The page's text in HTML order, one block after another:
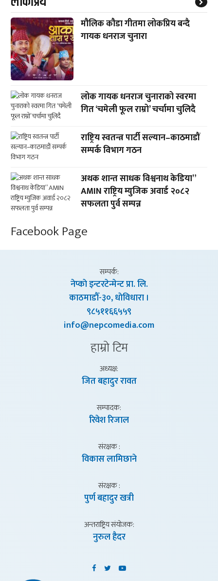
मौलिक कौडा गीतमा लोकप्रिय बन्दै
गायक धनराज चुनारा
लोक गायक धनराज चुनाराको स्वरमा
गित ‘चमेली फूल राम्रो’ चर्चामा चुलिदै
राष्ट्रिय स्वतन्त्र पार्टी सल्यान–काठमाडौं
सम्पर्क विभाग गठन
अथक शान्त साधक विश्वनाथ केडिया”
AMIN राष्ट्रिय म्युजिक अवार्ड २०८२
सफलता पुर्व सम्पन्न
Facebook Page
सम्पर्क:
नेप्काे इन्टरटेन्मेन्ट प्रा. लि.
काठमाडाैँ-३०, धाेविधारा ।
९८५११६६५५९
info@nepcomedia.com
हाम्राे टिम
अध्यक्ष:
जित बहादुर रावत
सम्पादक:
रिवेश रिजाल
संरक्षक :
विकास लामिछाने
संरक्षक :
पुर्ण बहादुर खत्री
अन्तराष्ट्रिय संयाेजक:
नुरुल हैदर